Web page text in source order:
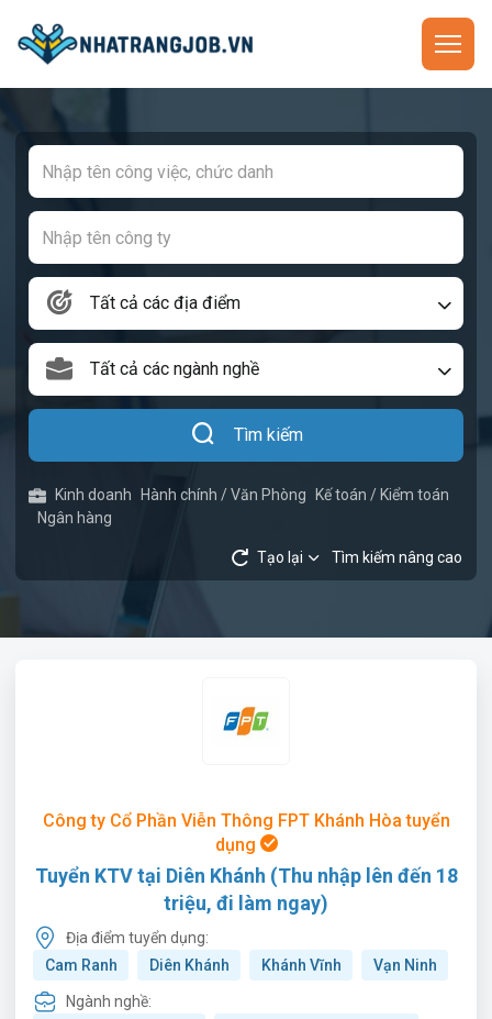
Tất cả các địa điểm
Tất cả các ngành nghề
Tìm kiếm
Kinh doanh Hành chính / Văn Phòng
Kế toán / Kiểm toán
Ngân hàng
Tạo lại Tìm kiếm nâng cao
Công ty Cổ Phần Viễn Thông FPT Khánh Hòa tuyển
dụng
Tuyển KTV tại Diên Khánh (Thu nhập lên đến 18
triệu, đi làm ngay)
Địa điểm tuyển dụng:
Cam Ranh
Diên Khánh Khánh Vĩnh Vạn Ninh
Ngành nghề: